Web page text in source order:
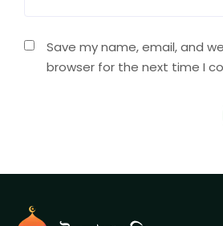
Save my name, email, and
browser for the next time I